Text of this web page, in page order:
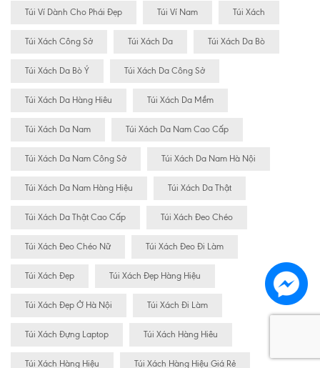
Túi Ví Dành Cho Phái Đẹp Túi Ví Nam Túi Xách
Túi Xách Công Sở Túi Xách Da Túi Xách Da Bò
Túi Xách Da Bò Ý Túi Xách Da Công Sở
Túi Xách Da Hàng Hiêu Túi Xách Da Mềm
Túi Xách Da Nam Túi Xách Da Nam Cao Cấp
Túi Xách Da Nam Công Sở Túi Xách Da Nam Hà Nội
Túi Xách Da Nam Hàng Hiệu Túi Xách Da Thật
Túi Xách Da Thật Cao Cấp Túi Xách Đeo Chéo
Túi Xách Đeo Chéo Nữ Túi Xách Đeo Đi Làm
Túi Xách Đẹp Túi Xách Đẹp Hàng Hiệu
Túi Xách Đẹp Ở Hà Nội Túi Xách Đi Làm
Túi Xách Đựng Laptop Túi Xách Hàng Hiêu
Túi Xách Hàng Hiệu Túi Xách Hàng Hiệu Giá Rẻ